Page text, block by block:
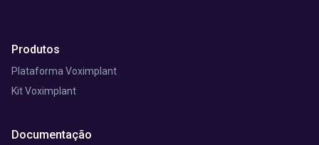
Produtos
Plataforma Voximplant
Kit Voximplant
Documentação